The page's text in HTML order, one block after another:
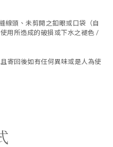
線頭、未剪開之釦眼或口袋（自
用所造成的破損或下水之褪色 /
寄回後如有任何異味或是人為使